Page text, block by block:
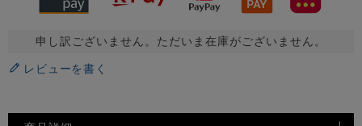
申し訳ございません。ただいま在庫がございません。
レビューを書く